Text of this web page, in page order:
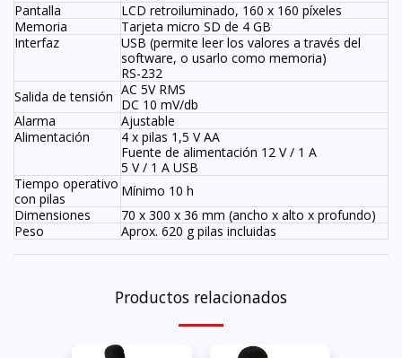
Pantalla
LCD retroiluminado, 160 x 160 píxeles
Memoria
Tarjeta micro SD de 4 GB
Interfaz
USB (permite leer los valores a través del
software, o usarlo como memoria)
RS-232
Salida de tensión AC 5V RMS
DC 10 mV/db
Alarma
Ajustable
Alimentación
4 x pilas 1,5 V AA
Fuente de alimentación 12 V / 1 A
5 V / 1 A USB
Tiempo operativo
con pilas
Mínimo 10 h
Dimensiones
70 x 300 x 36 mm (ancho x alto x profundo)
Peso
Aprox. 620 g pilas incluidas
Productos relacionados